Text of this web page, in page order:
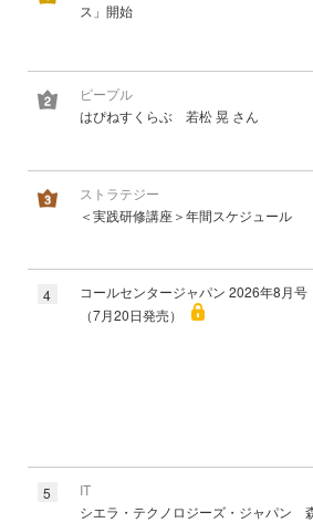
ス」開始
ピープル
はぴねすくらぶ 若松 晃 さん
ストラテジー
＜実践研修講座＞年間スケジュール
4
コールセンタージャパン 2026年8月号
（7月20日発売）
5
IT
シエラ・テクノロジーズ・ジャパン